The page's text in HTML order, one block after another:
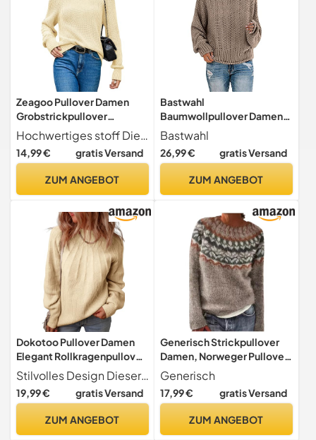
Zeagoo Pullover Damen
Grobstrickpullover
Strickpullover Elegant
Winter Rollkragenpullover
Langarm Sweatshirt Casual
Oberteile Gelb M
Hochwertiges stoff Dieser Grobstrickpullover ist aus hochwertigem Strickstoff, sehr warm und angenehm zu tragen.
14,99 € gratis Versand
ZUM ANGEBOT
Bastwahl
Baumwollpullover Damen
Langarm - Grobstrick
Casual Sweater Elegant
Strickpullover Lässiges
Warm Einfarbig
Oversized Langarm
Sweatshirt Lose
Bastwahl
26,99 € gratis Versand
ZUM ANGEBOT
Dokotoo Pullover Damen
Elegant Rollkragenpullover
Grobstrick Oversized
Strickpullover Warm Herbst
Winter Oberteile Pulli
Stilvolles Design Dieser Pullover verfügt über ein stilvolles Stehkragen-Design, eine zeitlose Unifarbe und ein strukturiertes Rippenstrickmuster, was eine anspruchsvolle und vielseitige Ergänzung für Ihre Garderobe bietet
19,99 € gratis Versand
ZUM ANGEBOT
Generisch Strickpullover
Damen, Norweger Pullover
Damen Elegant
Winterpullover
Strickpullover Warm
Pulli Original Oversize
Generisch
17,99 € gratis Versand
ZUM ANGEBOT